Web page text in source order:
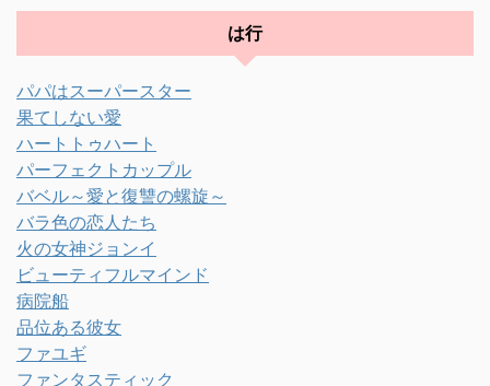
は行
パパはスーパースター
果てしない愛
ハートトゥハート
パーフェクトカップル
バベル～愛と復讐の螺旋～
バラ色の恋人たち
火の女神ジョンイ
ビューティフルマインド
病院船
品位ある彼女
ファユギ
ファンタスティック